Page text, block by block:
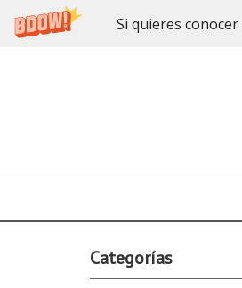
Si quieres
Categorías